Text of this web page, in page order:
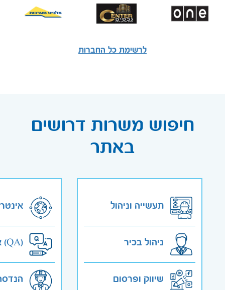
לרשימת כל החברות
חיפוש משרות דרושים
באתר
תעשייה וניהול
ניהול בכיר
שיווק ופרסום
אבטחת איכות (QA)